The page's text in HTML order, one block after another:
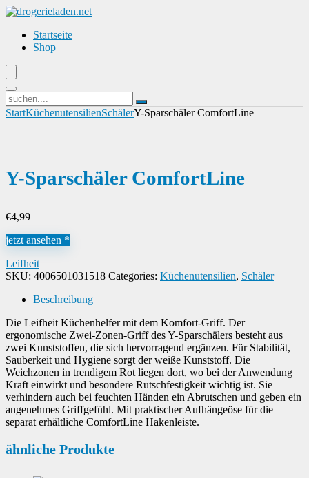
Startseite
Shop
StartKüchenutensilienSchälerY-Sparschäler ComfortLine
Y-Sparschäler ComfortLine
€4,99
jetzt ansehen *
Leifheit
SKU: 4006501031518 Categories: Küchenutensilien, Schäler
Beschreibung
Die Leifheit Küchenhelfer mit dem Komfort-Griff. Der
ergonomische Zwei-Zonen-Griff des Y-Sparschälers besteht aus
zwei Kunststoffen, die sich hervorragend ergänzen. Für Stabilität,
Sauberkeit und Hygiene sorgt der weiße Kunststoff. Die
Weichzonen in trendigem Rot liegen dort, wo bei der Anwendung
Kraft einwirkt und besondere Rutschfestigkeit wichtig ist. Sie
verhindern auch bei feuchten Händen ein Abrutschen und geben ein
angenehmes Griffgefühl. Mit praktischer Aufhängeöse für die
separat erhältliche ComfortLine Hakenleiste.
ähnliche Produkte